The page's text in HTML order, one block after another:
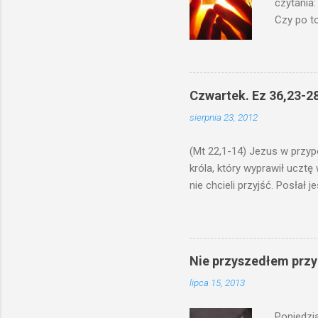
czytania:
Czy po
niechaj
ma. W
by je
Czwartek. Ez 36,23-
sierpnia 23, 2012
(Mt 22,1-14) Jezus w
króla, który wyprawił ucztę
nie chcieli przyjść. Posłał
swoje pole, drugi do
gniewem. Posłał swe
wprawdzie jest gotowa,
których spotkacie. Słudzy
biesiadnikami. Wszedł król,
Nie przyszedłem
lipca 15, 2013